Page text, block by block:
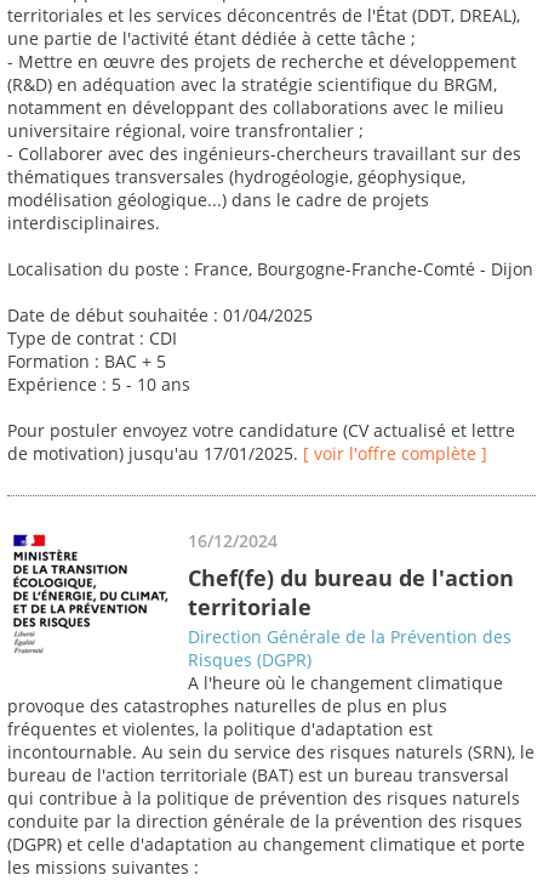
territoriales et les services déconcentrés de l'État (DDT, DREAL),
une partie de l'activité étant dédiée à cette tâche ;
- Mettre en œuvre des projets de recherche et développement
(R&D) en adéquation avec la stratégie scientifique du BRGM,
notamment en développant des collaborations avec le milieu
universitaire régional, voire transfrontalier ;
- Collaborer avec des ingénieurs-chercheurs travaillant sur des
thématiques transversales (hydrogéologie, géophysique,
modélisation géologique...) dans le cadre de projets
interdisciplinaires.
Localisation du poste : France, Bourgogne-Franche-Comté - Dijon
Date de début souhaitée : 01/04/2025
Type de contrat : CDI
Formation : BAC + 5
Expérience : 5 - 10 ans
Pour postuler envoyez votre candidature (CV actualisé et lettre
de motivation) jusqu'au 17/01/2025. [ voir l'offre complète ]
16/12/2024
Chef(fe) du bureau de l'action
territoriale
Direction Générale de la Prévention des
Risques (DGPR)
A l'heure où le changement climatique
provoque des catastrophes naturelles de plus en plus
fréquentes et violentes, la politique d'adaptation est
incontournable. Au sein du service des risques naturels (SRN), le
bureau de l'action territoriale (BAT) est un bureau transversal
qui contribue à la politique de prévention des risques naturels
conduite par la direction générale de la prévention des risques
(DGPR) et celle d'adaptation au changement climatique et porte
les missions suivantes :